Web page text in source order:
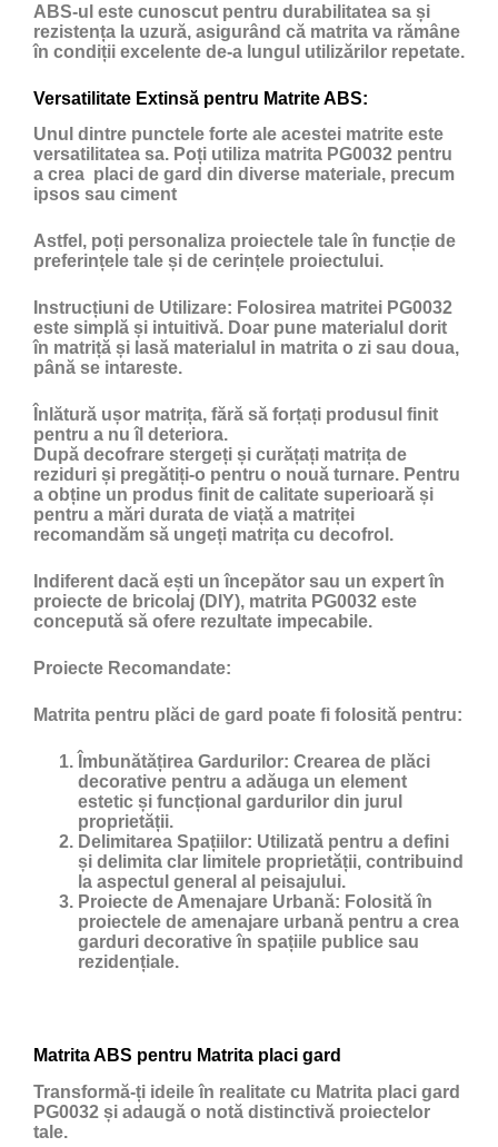
ABS-ul este cunoscut pentru durabilitatea sa și
rezistența la uzură, asigurând că matrita va rămâne
în condiții excelente de-a lungul utilizărilor repetate.
Versatilitate Extinsă pentru Matrite ABS:
Unul dintre punctele forte ale acestei matrite este
versatilitatea sa. Poți utiliza matrita PG0032 pentru
a crea placi de gard din diverse materiale, precum
ipsos sau ciment
Astfel, poți personaliza proiectele tale în funcție de
preferințele tale și de cerințele proiectului.
Instrucțiuni de Utilizare: Folosirea matritei PG0032
este simplă și intuitivă. Doar pune materialul dorit
în matriță și lasă materialul in matrita o zi sau doua,
până se intareste.
Înlătură ușor matrița, fără să forțați produsul finit
pentru a nu îl deteriora.
După decofrare stergeți și curățați matrița de
reziduri și pregătiți-o pentru o nouă turnare. Pentru
a obține un produs finit de calitate superioară și
pentru a mări durata de viață a matriței
recomandăm să ungeți matrița cu decofrol .
Indiferent dacă ești un începător sau un expert în
proiecte de bricolaj (DIY), matrita PG0032 este
concepută să ofere rezultate impecabile.
Proiecte Recomandate:
Matrita pentru plăci de gard poate fi folosită pentru:
Îmbunătățirea Gardurilor: Crearea de plăci
decorative pentru a adăuga un element
estetic și funcțional gardurilor din jurul
proprietății.
Delimitarea Spațiilor: Utilizată pentru a defini
și delimita clar limitele proprietății, contribuind
la aspectul general al peisajului.
Proiecte de Amenajare Urbană: Folosită în
proiectele de amenajare urbană pentru a crea
garduri decorative în spațiile publice sau
rezidențiale.
Matrita ABS pentru Matrita placi gard
Transformă-ți ideile în realitate cu Matrita placi gard
PG0032 și adaugă o notă distinctivă proiectelor
tale.